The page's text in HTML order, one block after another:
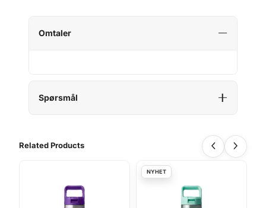
Omtaler
Spørsmål
Related Products